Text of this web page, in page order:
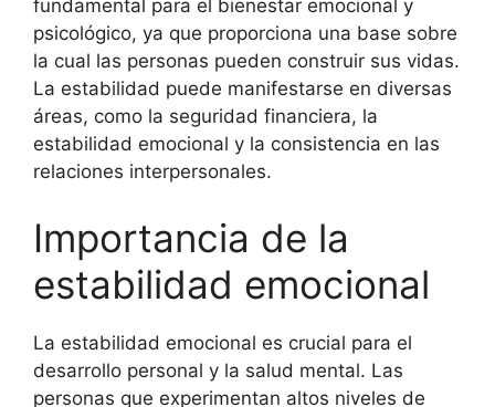
fundamental para el bienestar emocional y
psicológico, ya que proporciona una base sobre
la cual las personas pueden construir sus vidas.
La estabilidad puede manifestarse en diversas
áreas, como la seguridad financiera, la
estabilidad emocional y la consistencia en las
relaciones interpersonales.
Importancia de la
estabilidad emocional
La estabilidad emocional es crucial para el
desarrollo personal y la salud mental. Las
personas que experimentan altos niveles de